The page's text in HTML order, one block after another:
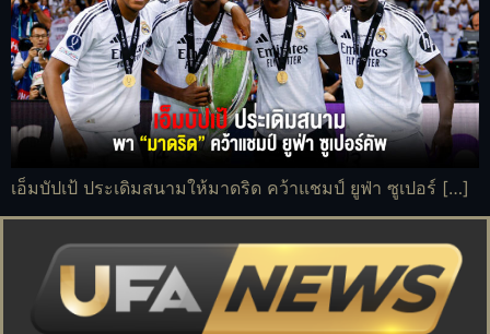
เอ็มบัปเป้ ประเดิมสนามให้มาดริด คว้าแชมป์ ยูฟ่า ซูเปอร์ […]